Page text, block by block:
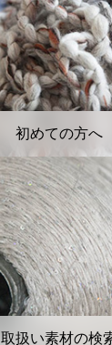
初めての方へ
取扱い素材の検